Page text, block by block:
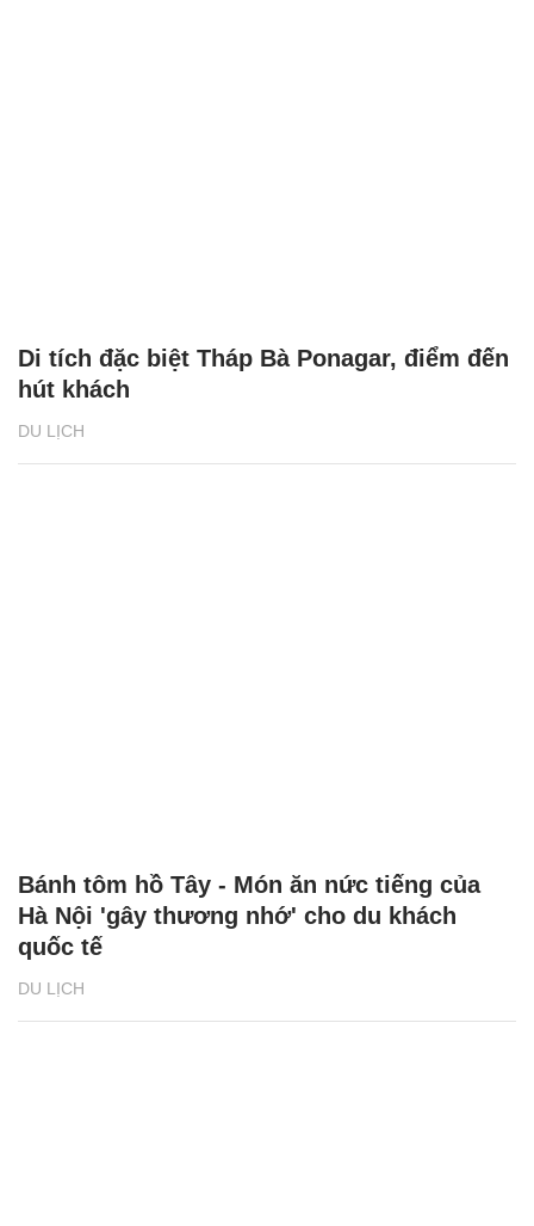
DU LỊCH
Di tích đặc biệt Tháp Bà Ponagar, điểm đến
hút khách
DU LỊCH
Bánh tôm hồ Tây - Món ăn nức tiếng của
Hà Nội 'gây thương nhớ' cho du khách
quốc tế